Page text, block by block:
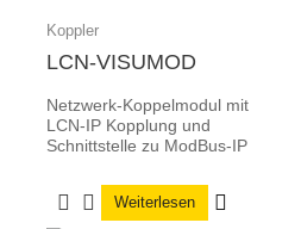
Koppler
LCN-VISUMOD
Netzwerk-Koppelmodul mit
LCN-IP Kopplung und
Schnittstelle zu ModBus-IP
Weiterlesen